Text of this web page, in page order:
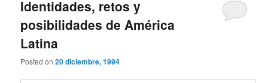
Identidades, retos y
posibilidades de América
Latina
Posted on20 diciembre, 1994